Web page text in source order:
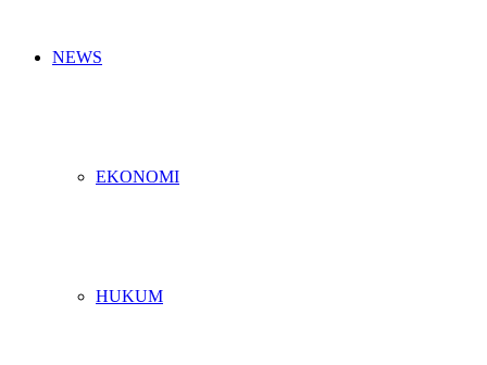
NEWS
EKONOMI
HUKUM